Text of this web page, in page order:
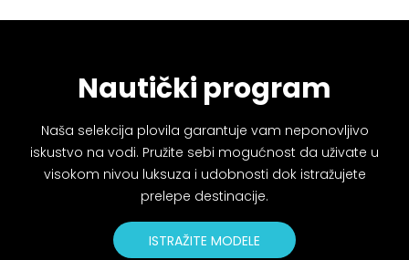
Nautički program
Naša selekcija plovila garantuje vam neponovljivo
iskustvo na vodi. Pružite sebi mogućnost da uživate u
visokom nivou luksuza i udobnosti dok istražujete
prelepe destinacije.
ISTRAŽITE MODELE